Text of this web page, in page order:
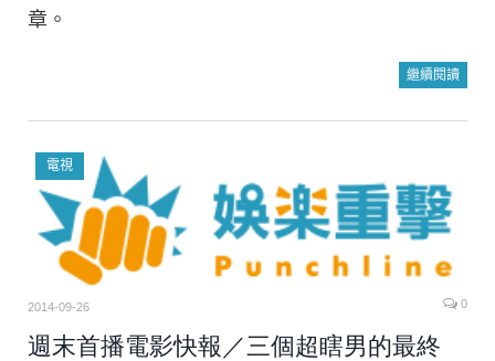
章。
繼續閱讀
電視
2014-09-26 0
週末首播電影快報／三個超瞎男的最終